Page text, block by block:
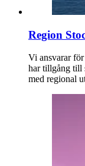
Region
Vi ansvarar
har tillgång till
med regional